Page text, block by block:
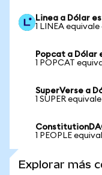
Linea a Dólar
1 LINEA
Popcat a Dólar
1 POPCAT
SuperVerse a
1 SUPER
1 PEOPLE
Explorar más